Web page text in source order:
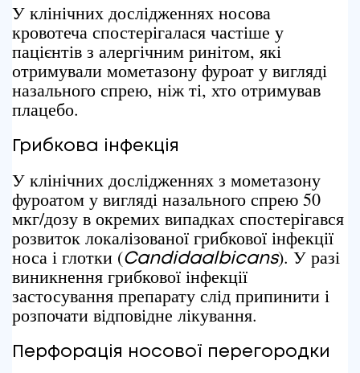
У клінічних дослідженнях носова
кровотеча спостерігалася частіше у
пацієнтів з алергічним ринітом, які
отримували мометазону фуроат у вигляді
назального спрею, ніж ті, хто отримував
плацебо.
Грибкова інфекція
У клінічних дослідженнях з мометазону
фуроатом у вигляді назального спрею 50
мкг/дозу в окремих випадках спостерігався
розвиток локалізованої грибкової інфекції
носа і глотки (Candidaalbicans). У разі
виникнення грибкової інфекції
застосування препарату слід припинити і
розпочати відповідне лікування.
Перфорація носової перегородки